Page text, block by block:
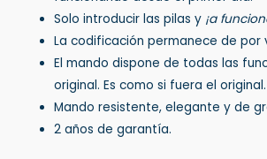
Solo introducir las pilas y ¡a
La codificación permanece de por
El mando dispone de todas las
original. Es como si fuera el original.
Mando resistente, elegante y de
2 años de garantía.